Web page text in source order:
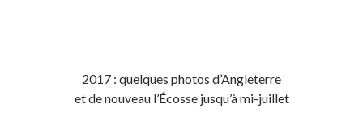
2017 : quelques photos d’Angleterre
et de nouveau l’Écosse jusqu’à mi-juillet